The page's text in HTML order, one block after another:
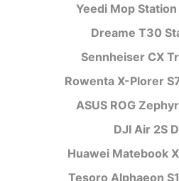
Yeedi Mop
Dreame T30
Sennheiser CX
Rowenta X-Plorer
ASUS ROG
DJI Air 2S
Huawei Matebook
Tesoro Alphaeon